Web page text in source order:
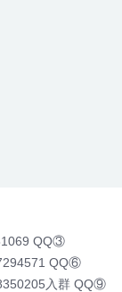
QQ③
QQ⑥
入群 QQ⑨